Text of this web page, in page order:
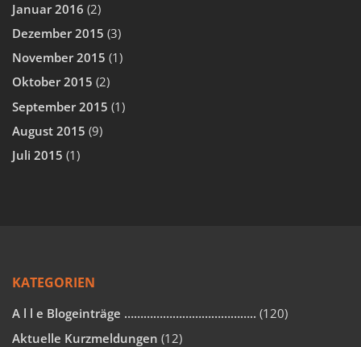
Januar 2016 (2)
Dezember 2015 (3)
November 2015 (1)
Oktober 2015 (2)
September 2015 (1)
August 2015 (9)
Juli 2015 (1)
KATEGORIEN
A l l e Blogeinträge ………………………………….. (120)
Aktuelle Kurzmeldungen (12)